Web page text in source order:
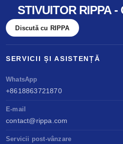
STIVUITOR RIPPA -
Discută cu RIPPA
SERVICII ȘI ASISTENȚĂ
WhatsApp
+8618863721870
E-mail
contact@rippa.com
Servicii post-vânzare